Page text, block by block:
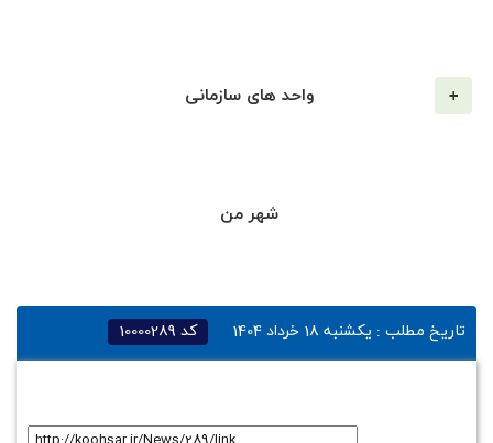
واحد های سازمانی
شهر من
تاریخ مطلب : یکشنبه 18 خرداد 1404 کد 10000289